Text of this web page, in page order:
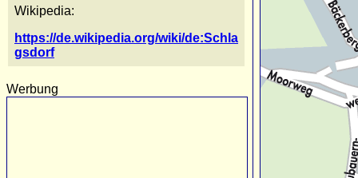
Wikipedia:
https://de.wikipedia.org/wiki/de:Schla
gsdorf
Werbung